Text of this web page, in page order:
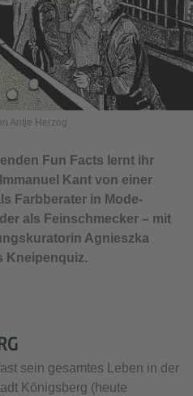
Antje Herzog
Fun Facts lernt ihr
Kant von einer
Farbberater in Mode-
als Feinschmecker – mit
Agnieszka
Kneipenquiz.
sein gesamtes Leben in der
Königsberg (heute